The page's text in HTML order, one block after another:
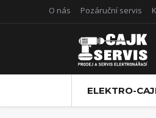
O nás Pozáruční servis
ELEKTRO-